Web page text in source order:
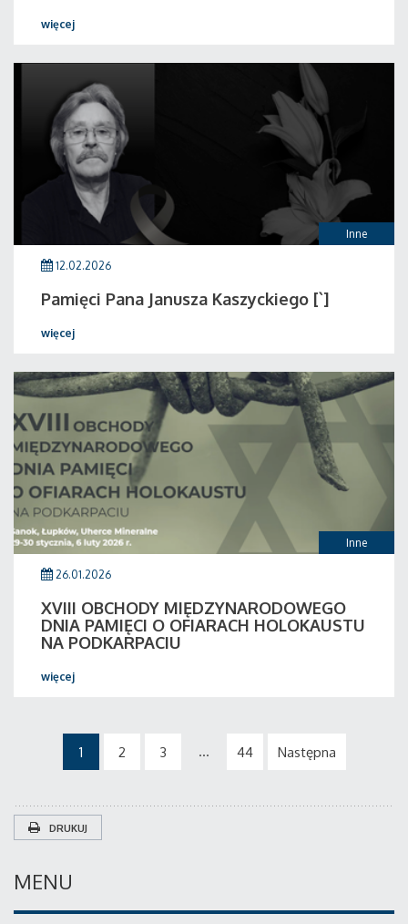
więcej
Inne
12.02.2026
Pamięci Pana Janusza Kaszyckiego [`]
więcej
Inne
26.01.2026
XVIII OBCHODY MIĘDZYNARODOWEGO
DNIA PAMIĘCI O OFIARACH HOLOKAUSTU
NA PODKARPACIU
więcej
1 2 3 ... 44 Następna
DRUKUJ
MENU